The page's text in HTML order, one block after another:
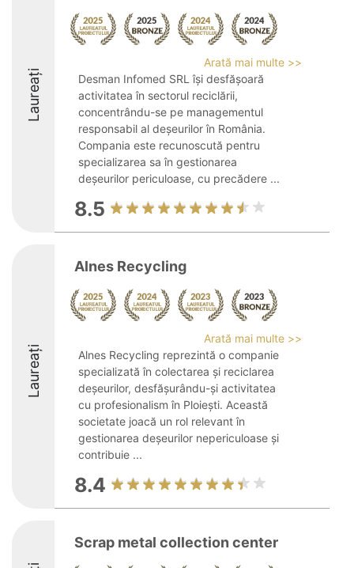
Laureați
Arată mai multe >>
Desman Infomed SRL își desfășoară
activitatea în sectorul reciclării,
concentrându-se pe managementul
responsabil al deșeurilor în România.
Compania este recunoscută pentru
specializarea sa în gestionarea
deșeurilor periculoase, cu precădere ...
8.5
Laureați
Alnes Recycling
Arată mai multe >>
Alnes Recycling reprezintă o companie
specializată în colectarea și reciclarea
deșeurilor, desfășurându-și activitatea
cu profesionalism în Ploiești. Această
societate joacă un rol relevant în
gestionarea deșeurilor nepericuloase și
contribuie ...
8.4
Scrap metal collection center